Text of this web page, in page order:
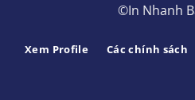
©In Nhanh
Xem Profile Các chính sách